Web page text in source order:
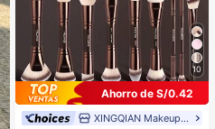
10
Ahorro de S/0.42
XINGQIAN Makeup Brush